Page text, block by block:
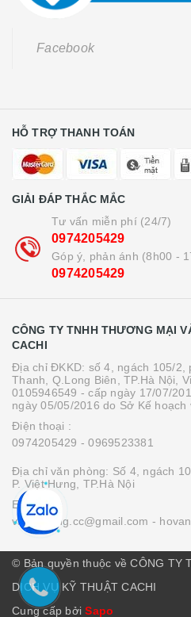
Facebook
HỖ TRỢ THANH TOÁN
GIẢI ĐÁP THẮC MẮC
Tư vấn miễn phí (24/7)
0974205429
Góp ý, phản ánh (8h00 -
0974205429
CÔNG TY TNHH THƯƠNG MẠI
CACHI
Địa chỉ ĐKKD: số 4, ngách 105/2,
Thanh, Q.Long Biên, TP.Hà Nội,
0105946549 - cấp ngày 17/07/
ngày 05/05/2016 do Sở Kế
Điện thoại :
0974205429 - 0969523381
Địa chỉ văn phòng: Số 4, ngách
P. Việt Hưng, TP.Hà Nội
Email :
vanchuong.cc@gmail.com -
© Bản quyền thuộc về CÔNG TY
DỊCH VỤ KỸ THUẬT CACHI
Cung cấp bởiSapo